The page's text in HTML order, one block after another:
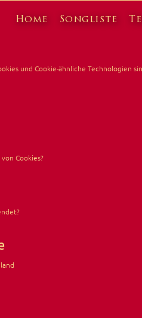
Home Songliste
und Cookie-ähnliche
Cookies?